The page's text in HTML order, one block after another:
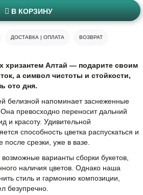
В КОРЗИНУ
ДОСТАВКА | ОПЛАТА ВОЗВРАТ
хризантем Алтай — подарите своим
а символ чистоты и стойкости,
ото дня.
белизной напоминает заснеженные
превосходно переносит дальний
и красоту. Удивительной
способность цветка распускаться и
срезки, уже в вазе.
варианты сборки букетов,
наличия цветов. Однако наша
стиль и гармонию композиции,
безупречно.